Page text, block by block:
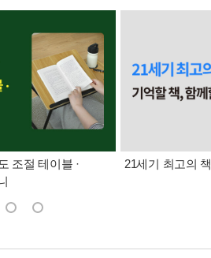
조절 테이블 ·
21세기 최고의 책